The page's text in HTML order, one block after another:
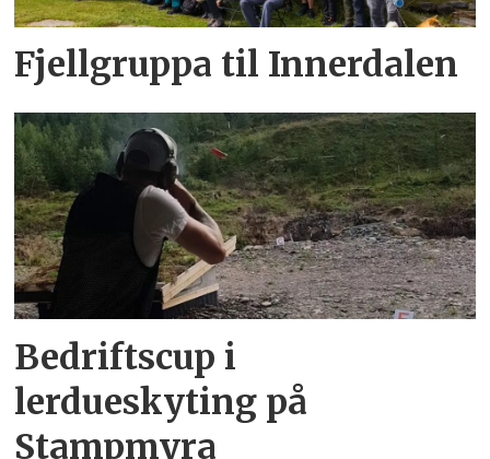
Fjellgruppa til Innerdalen
Bedriftscup i
lerdueskyting på
Stampmyra